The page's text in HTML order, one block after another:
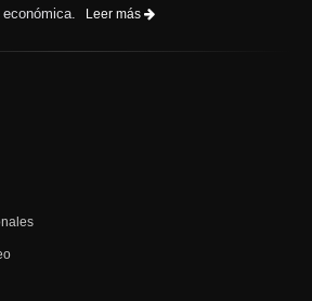
Leer más